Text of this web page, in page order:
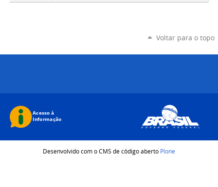
Voltar para o topo
Desenvolvido com o CMS de código aberto Plone